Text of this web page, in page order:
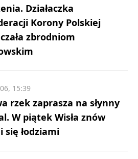
Działaczka
Korony Polskiej
zbrodniom
rzek zaprasza na słynny
W piątek Wisła znów
się łodziami
15:39